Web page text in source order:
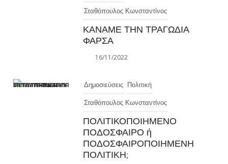
Σταθόπουλος Κωνσταντίνος
ΚΑΝΑΜΕ ΤΗΝ ΤΡΑΓΩΔΙΑ
ΦΑΡΣΑ
16/11/2022
Δημοσιεύσεις Πολιτική
Σταθόπουλος Κωνσταντίνος
ΠΟΛΙΤΙΚΟΠΟΙΗΜΕΝΟ
ΠΟΔΟΣΦΑΙΡΟ ή
ΠΟΔΟΣΦΑΙΡΟΠΟΙΗΜΕΝΗ
ΠΟΛΙΤΙΚΗ;